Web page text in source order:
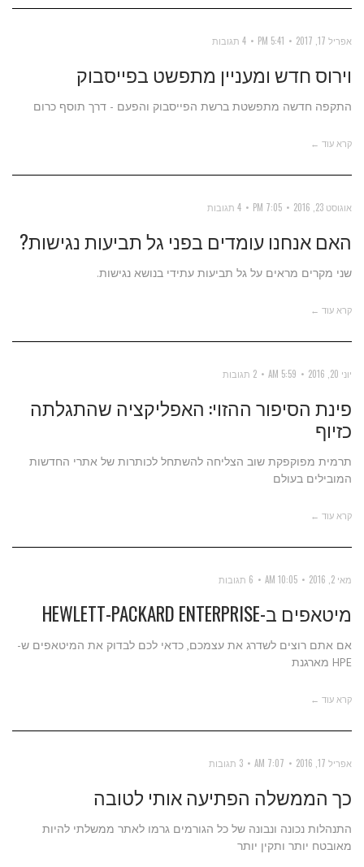
אפריל 17, 2017 5:41 PM 4 תגובות
וירוס חדש ומעניין מתפשט בפייסבוק
התקפה חדשה מתפשטת ברשת הפייסבוק והפעם - דרך תוסף כרום
קרא עוד ←
אוגוסט 23, 2016 7:05 PM 4 תגובות
האם אנחנו עומדים בפני גל תביעות נגישות?
שני מקרים מראים על גל תביעות עתידי בנושא נגישות.
קרא עוד ←
יוני 20, 2016 5:59 AM 2 תגובות
פינת הסיפור ההזוי: האפליקציה שהתגלתה
כזיוף
תרמית מפוקפקת שוב הצליחה להשתחל לכותרות של אתרי החדשות
המובילים בעולם
קרא עוד ←
מאי 2, 2016 10:05 AM 6 תגובות
מיטאפים ב-HEWLETT-PACKARD ENTERPRISE
אם אתם רוצים לשדרג את עצמכם, כדאי לכם לבדוק את המיטאפים ש-
HPE מארגנת
קרא עוד ←
אפריל 17, 2016 7:07 AM 3 תגובות
כך הממשלה הפתיעה אותי לטובה
התנהלות נכונה ונבונה של כל הגורמים גרמו לאתר ממשלתי להיות
מאובטח יותר ותקין יותר